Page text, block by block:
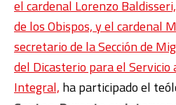
el cardenal Lorenzo
de los Obispos, y el cardenal
secretario de la Sección de
del Dicasterio para el
Integral, ha participado el